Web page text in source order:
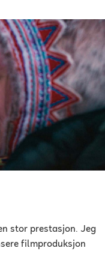
stor prestasjon. Jeg
filmproduksjon